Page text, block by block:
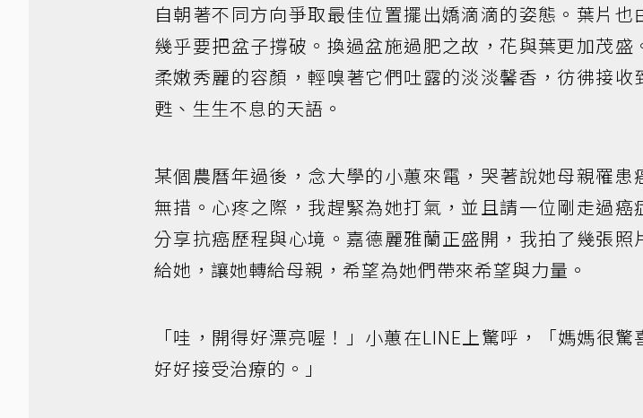
自朝著不同方向爭取最佳位置擺出嬌滴滴的姿態。葉片也
幾乎要把盆子撐破。換過盆施過肥之故，花與葉更加茂盛
柔嫩秀麗的容顏，輕嗅著它們吐露的淡淡馨香，彷彿接收
甦、生生不息的天語。
某個農曆年過後，念大學的小蕙來電，哭著說她母親罹患
無措。心疼之際，我趕緊為她打氣，並且請一位剛走過癌
分享抗癌歷程與心境。嘉德麗雅蘭正盛開，我拍了幾張照
給她，讓她轉給母親，希望為她們帶來希望與力量。
「哇，開得好漂亮喔！」小蕙在LINE上驚呼，「媽媽很
好好接受治療的。」